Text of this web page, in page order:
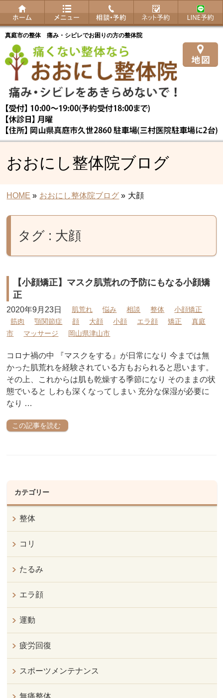
真庭市の整体 痛み・シビレでお困りの方の整体院
おおにし整体院ブログ
HOME » おおにし整体院ブログ » 大顔
タグ : 大顔
【小顔矯正】マスク肌荒れの予防にもなる小顔矯
正
2020年9月23日 肌荒れ 悩み 相談 整体
小顔矯正
筋肉
顎関節症 顔 大顔 小顔 エラ顔 矯正
真庭
市
マッサージ 岡山県津山市
コロナ禍の中 『マスクをする』が日常になり 今までは無
かった肌荒れを経験されている方もおられると思います。
その上、これからは肌も乾燥する季節になり そのままの状
態でいると しわも深くなってしまい 充分な保湿が必要に
なり …
この記事を読む
カテゴリー
整体
コリ
たるみ
エラ顔
運動
疲労回復
スポーツメンテナンス